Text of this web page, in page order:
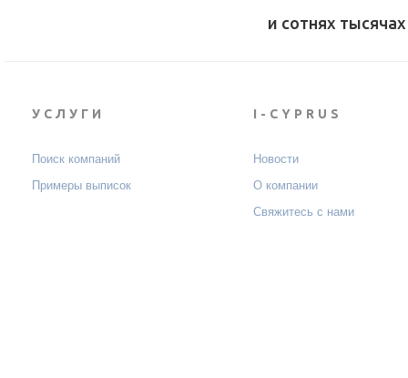
и сотнях
УСЛУГИ
Поиск компаний
Примеры выписок
I-CYPRUS
Новости
О компании
Свяжитесь с нами